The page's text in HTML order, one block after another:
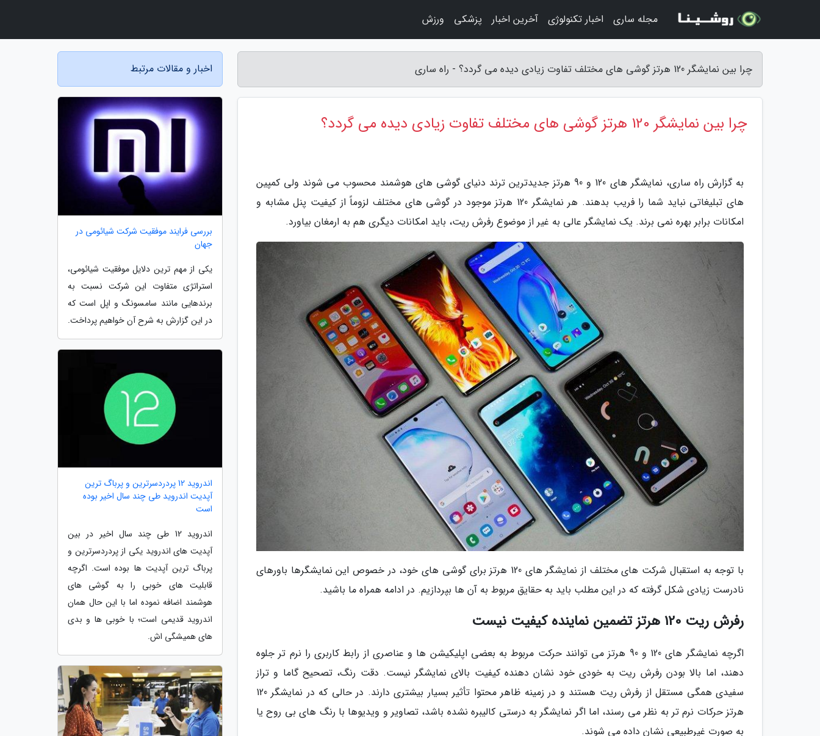
چرا بین نمایشگر 120 هرتز گوشی های مختلف تفاوت زیادی دیده می گردد؟ - راه ساری
چرا بین نمایشگر 120 هرتز گوشی های مختلف تفاوت زیادی دیده می گردد؟
به گزارش راه ساری، نمایشگر های 120 و 90 هرتز جدیدترین ترند دنیای گوشی های هوشمند محسوب می شوند ولی کمپین
های تبلیغاتی نباید شما را فریب بدهند. هر نمایشگر 120 هرتز موجود در گوشی های مختلف لزوماً از کیفیت پنل مشابه و
امکانات برابر بهره نمی برند. یک نمایشگر عالی به غیر از موضوع رفرش ریت، باید امکانات دیگری هم به ارمغان بیاورد.
با توجه به استقبال شرکت های مختلف از نمایشگر های 120 هرتز برای گوشی های خود، در خصوص این نمایشگرها باورهای
نادرست زیادی شکل گرفته که در این مطلب باید به حقایق مربوط به آن ها بپردازیم. در ادامه همراه ما باشید.
رفرش ریت 120 هرتز تضمین نماینده کیفیت نیست
اگرچه نمایشگر های 120 و 90 هرتز می توانند حرکت مربوط به بعضی اپلیکیشن ها و عناصری از رابط کاربری را نرم تر جلوه
دهند، اما بالا بودن رفرش ریت به خودی خود نشان دهنده کیفیت بالای نمایشگر نیست. دقت رنگ، تصحیح گاما و تراز
سفیدی همگی مستقل از رفرش ریت هستند و در زمینه ظاهر محتوا تأثیر بسیار بیشتری دارند. در حالی که در نمایشگر 120
هرتز حرکات نرم تر به نظر می رسند، اما اگر نمایشگر به درستی کالیبره نشده باشد، تصاویر و ویدیوها با رنگ های بی روح یا
به صورت غیرطبیعی نشان داده می شوند.
اخبار و مقالات مرتبط
بررسی فرایند موفقیت شرکت شیائومی در
جهان
یکی از مهم ترین دلایل موفقیت شیائومی،
استراتژی متفاوت این شرکت نسبت به
برندهایی مانند سامسونگ و اپل است که
در این گزارش به شرح آن خواهیم پرداخت.
اندروید 12 پردردسرترین و پرباگ ترین
آپدیت اندروید طی چند سال اخیر بوده
است
اندروید 12 طی چند سال اخیر در بین
آپدیت های اندروید یکی از پردردسرترین و
پرباگ ترین آپدیت ها بوده است. اگرچه
قابلیت های خوبی را به گوشی های
هوشمند اضافه نموده اما با این حال همان
اندروید قدیمی است؛ با خوبی ها و بدی
های همیشگی اش.
مجله ساری اخبار تکنولوژی آخرین اخبار پزشکی ورزش